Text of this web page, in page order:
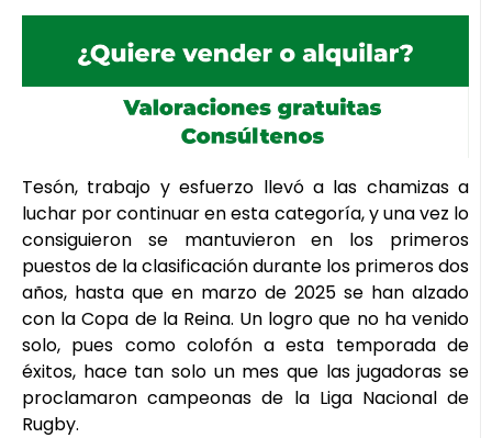
Tesón, trabajo y esfuerzo llevó a las chamizas a
luchar por continuar en esta categoría, y una vez lo
consiguieron se mantuvieron en los primeros
puestos de la clasificación durante los primeros dos
años, hasta que en marzo de 2025 se han alzado
con la Copa de la Reina. Un logro que no ha venido
solo, pues como colofón a esta temporada de
éxitos, hace tan solo un mes que las jugadoras se
proclamaron campeonas de la Liga Nacional de
Rugby.